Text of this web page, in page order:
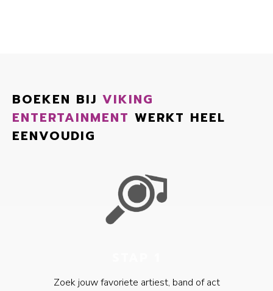
BOEKEN BIJ VIKING
ENTERTAINMENT WERKT HEEL
EENVOUDIG
Zoek jouw favoriete artiest, band of act